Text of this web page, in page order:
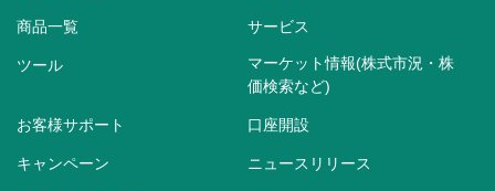
商品一覧 サービス
ツール
マーケット情報(株式市況・株
価検索など)
お客様サポート 口座開設
キャンペーン ニュースリリース